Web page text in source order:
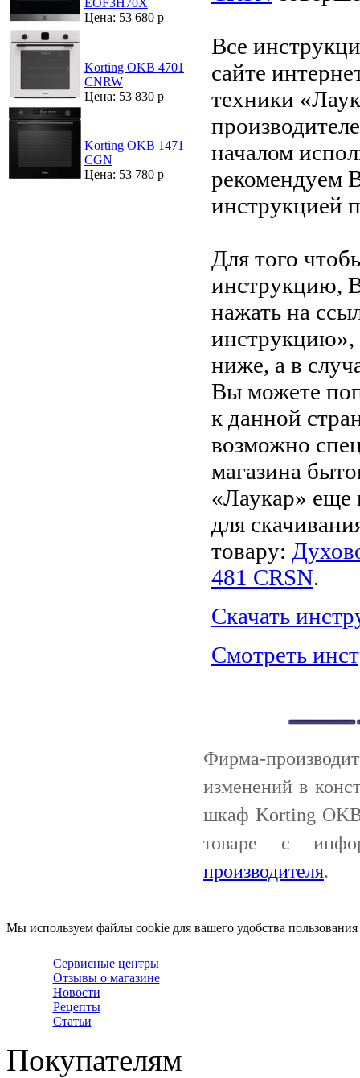
EOF3H70X
Цена: 53 680 р
Korting OKB 4701
CNRW
Цена: 53 830 р
Korting OKB 1471
CGN
Цена: 53 780 р
Все
сайте
техники
началом
рекомендуем
инструкцией
Для того
инструкцию,
нажать на
ниже, а в
Вы можете
к данной
возможно
магазина
«Лаукар» еще
для
товару:
481 CRSN.
Скачать
Смотреть
Фирма-
изменений в
шкаф Korting
товаре с
производителя.
Мы используем файлы cookie для вашего удобства
Сервисные центры
Отзывы о магазине
Новости
Рецепты
Статьи
Покупателям